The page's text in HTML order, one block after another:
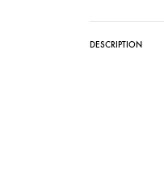
DESCRIPTION